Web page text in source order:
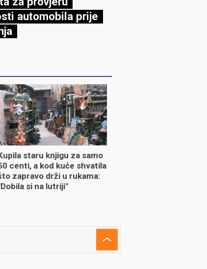
automobila prije
staru knjigu za samo
centi, a kod kuće shvatila
zapravo drži u rukama:
si na lutriji"